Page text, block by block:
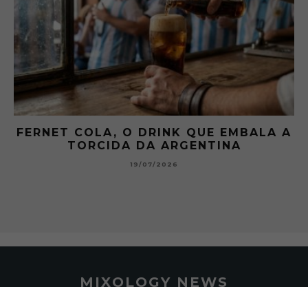
FERNET COLA, O DRINK QUE EMBALA A
TORCIDA DA ARGENTINA
19/07/2026
MIXOLOGY NEWS